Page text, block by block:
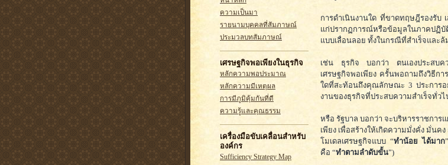
ความเป็นมา
รายนามบุคคลที่สัมภาษณ์
ประมวลบทสัมภาษณ์
เศรษฐกิจพอเพียงในธุรกิจ
หลักความพอประมาณ
หลักความมีเหตุผล
การมีภูมิคุ้มกันที่ดี
ความรู้และคุณธรรม
เครื่องมือขับเคลื่อนสำหรับ
องค์กร
Sufficiency Strategy Map
การดำเนินงานใด ที่ขาดทฤษฎีรองรับ
แก่ปรากฏการณ์หรือข้อมูลในภาคปฏิบั
แบบเลื่อนลอย ทั้งในกรณีที่สำเร็จและล้
เช่น ธุรกิจ บอกว่า ตนเองประสบค
เศรษฐกิจพอเพียง ครั้นพอถามถึงวิธีก
ใดที่สะท้อนถึงคุณลักษณะ 3 ประการอ
งานของธุรกิจที่ประสบความสำเร็จทั่วไป
หรือ รัฐบาล บอกว่า จะบริหารราชกา
เพียง เพื่อสร้างให้เกิดความมั่งคั่ง มั่น
โมเดลเศรษฐกิจแบบ “ทำน้อย ได้มาก
คือ “ทำตามลำดับขั้น”)